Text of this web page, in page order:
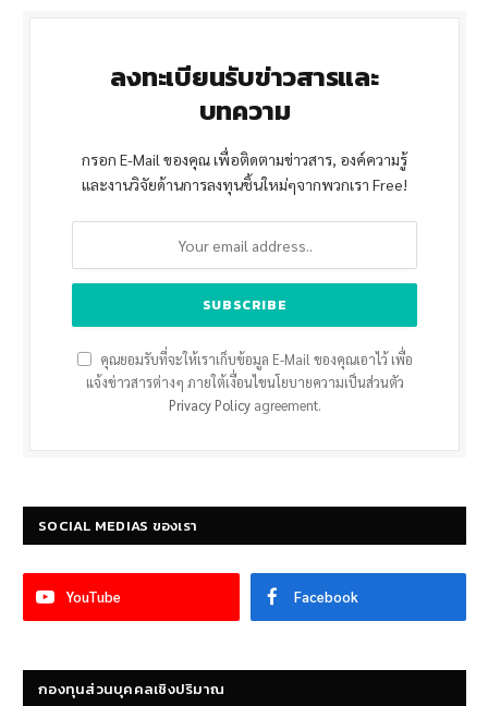
ลงทะเบียนรับข่าวสารและ
บทความ
กรอก E-Mail ของคุณ เพื่อติดตามข่าวสาร, องค์ความรู้
และงานวิจัยด้านการลงทุนชิ้นใหม่ๆจากพวกเรา Free!
คุณยอมรับที่จะให้เราเก็บข้อมูล E-Mail ของคุณเอาไว้ เพื่อ
แจ้งข่าวสารต่างๆ ภายใต้เงื่อนไขนโยบายความเป็นส่วนตัว
Privacy Policyagreement.
SOCIAL MEDIAS ของเรา
YouTube Facebook
กองทุนส่วนบุคคลเชิงปริมาณ